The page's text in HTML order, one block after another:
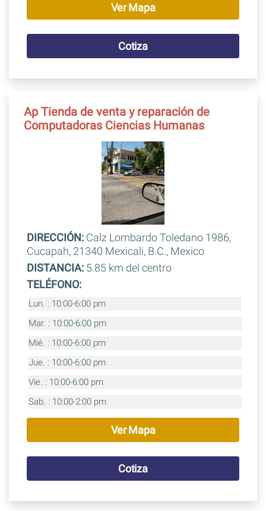
Ver Mapa
Cotiza
Ap Tienda de venta y reparación de
Computadoras Ciencias Humanas
DIRECCIÓN:Calz Lombardo Toledano 1986,
Cucapah, 21340 Mexicali, B.C., Mexico
DISTANCIA:5.85 km del centro
TELÉFONO:
Lun. : 10:00-6:00 pm
Mar. : 10:00-6:00 pm
Mié. : 10:00-6:00 pm
Jue. : 10:00-6:00 pm
Vie. : 10:00-6:00 pm
Sab. : 10:00-2:00 pm
Ver Mapa
Cotiza